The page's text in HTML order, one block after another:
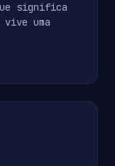
significa
uma